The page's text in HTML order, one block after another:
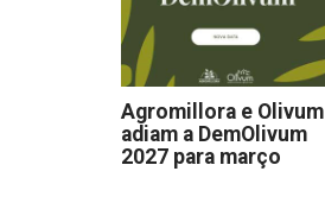
Agromillora e Olivum
adiam a DemOlivum
2027 para março